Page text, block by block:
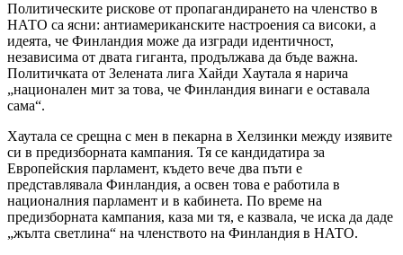
Политическите рискове от пропагандирането на членство в
НАТО са ясни: антиамериканските настроения са високи, а
идеята, че Финландия може да изгради идентичност,
независима от двата гиганта, продължава да бъде важна.
Политичката от Зелената лига Хайди Хаутала я нарича
„национален мит за това, че Финландия винаги е оставала
сама“.
Хаутала се срещна с мен в пекарна в Хелзинки между изявите
си в предизборната кампания. Тя се кандидатира за
Европейския парламент, където вече два пъти е
представлявала Финландия, а освен това е работила в
националния парламент и в кабинета. По време на
предизборната кампания, каза ми тя, е казвала, че иска да даде
„жълта светлина“ на членството на Финландия в НАТО.